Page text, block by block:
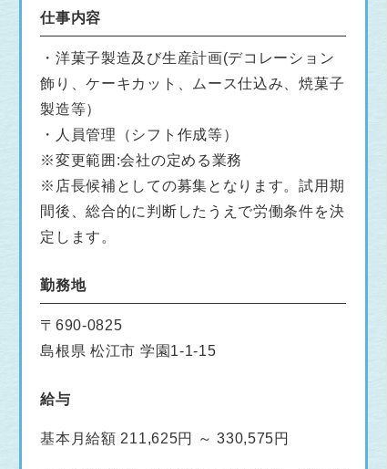
仕事内容
・洋菓子製造及び生産計画(デコレーション
飾り、ケーキカット、ムース仕込み、焼菓子
製造等）
・人員管理（シフト作成等）
※変更範囲:会社の定める業務
※店長候補としての募集となります。試用期
間後、総合的に判断したうえで労働条件を決
定します。
勤務地
〒690-0825
島根県 松江市 学園1-1-15
給与
基本月給額 211,625円 ～ 330,575円